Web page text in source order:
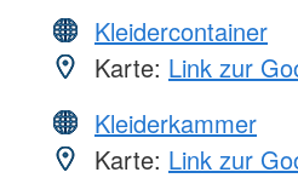
Kleidercontainer
Karte: Link zur
Kleiderkammer
Karte: Link zur